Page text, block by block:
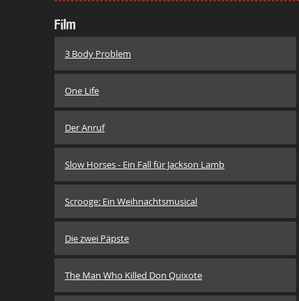
Film
3 Body Problem
One Life
Der Anruf
Slow Horses - Ein Fall für Jackson Lamb
Scrooge: Ein Weihnachtsmusical
Die zwei Päpste
The Man Who Killed Don Quixote